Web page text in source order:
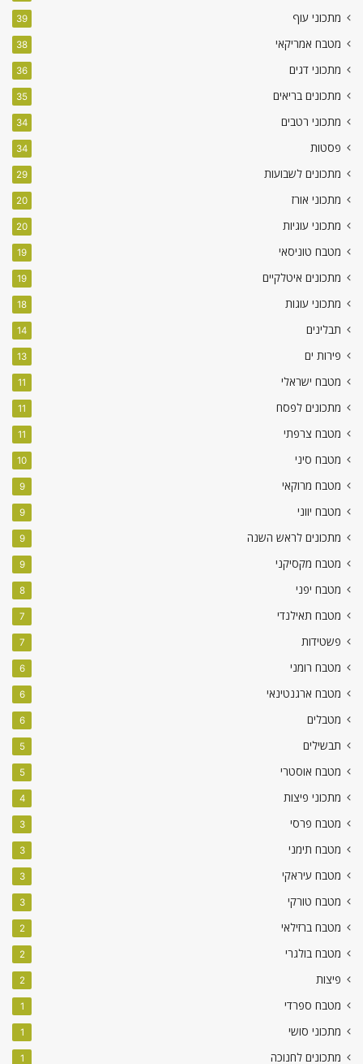
מתכוני עוף 39
מטבח אמריקאי 38
מתכוני דגים 36
מתכונים בריאים 35
מתכוני רטבים 34
פסטות 34
מתכונים לשבועות 29
מתכוני אורז 20
מתכוני עוגיות 20
מטבח טוניסאי 19
מתכונים איטלקיים 19
מתכוני עוגות 18
תבלינים 14
פירות ים 13
מטבח ישראלי 11
מתכונים לפסח 11
מטבח צרפתי 11
מטבח סיני 10
מטבח מרוקאי 9
מטבח יווני 9
מתכונים לראש השנה 9
מטבח מקסיקני 9
מטבח יפני 8
מטבח תאילנדי 7
פשטידות 7
מטבח רומני 6
מטבח ארגנטינאי 6
מטבלים 6
תבשילים 5
מטבח אוסטרי 5
מתכוני פיצות 4
מטבח פרסי 3
מטבח תימני 3
מטבח עיראקי 3
מטבח טורקי 3
מטבח ברזילאי 2
מטבח בולגרי 2
פיצות 2
מטבח ספרדי 1
מתכוני סושי 1
מתכונים לחנוכה 1